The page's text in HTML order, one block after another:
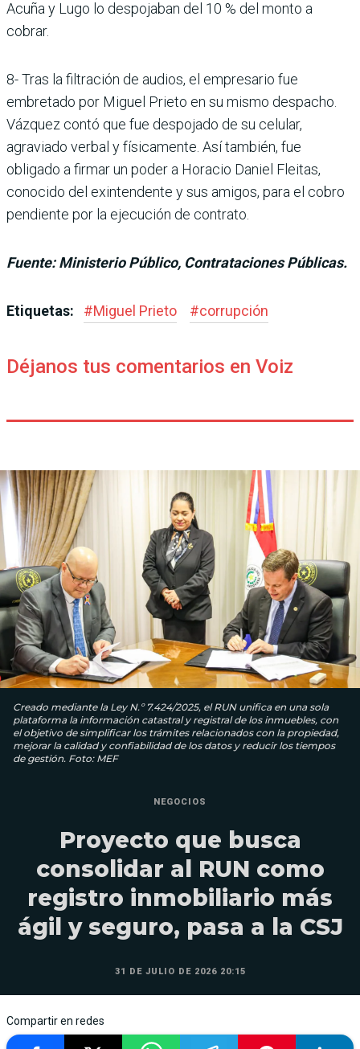
Acuña y Lugo lo despojaban del 10 % del monto a
cobrar.
8- Tras la filtración de audios, el empresario fue
embretado por Miguel Prieto en su mismo despacho.
Vázquez contó que fue despojado de su celular,
agraviado verbal y físicamente. Así también, fue
obligado a firmar un poder a Horacio Daniel Fleitas,
conocido del exintendente y sus amigos, para el cobro
pendiente por la ejecución de contrato.
Fuente: Ministerio Público, Contrataciones Públicas.
Etiquetas: #Miguel Prieto #corrupción
Déjanos tus comentarios en Voiz
Creado mediante la Ley N.º 7.424/2025, el RUN unifica en una sola
plataforma la información catastral y registral de los inmuebles, con
el objetivo de simplificar los trámites relacionados con la propiedad,
mejorar la calidad y confiabilidad de los datos y reducir los tiempos
de gestión. Foto: MEF
NEGOCIOS
Proyecto que busca
consolidar al RUN como
registro inmobiliario más
ágil y seguro, pasa a la CSJ
31 DE JULIO DE 2026 20:15
Compartir en redes